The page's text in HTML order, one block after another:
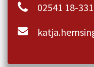
02541 18-